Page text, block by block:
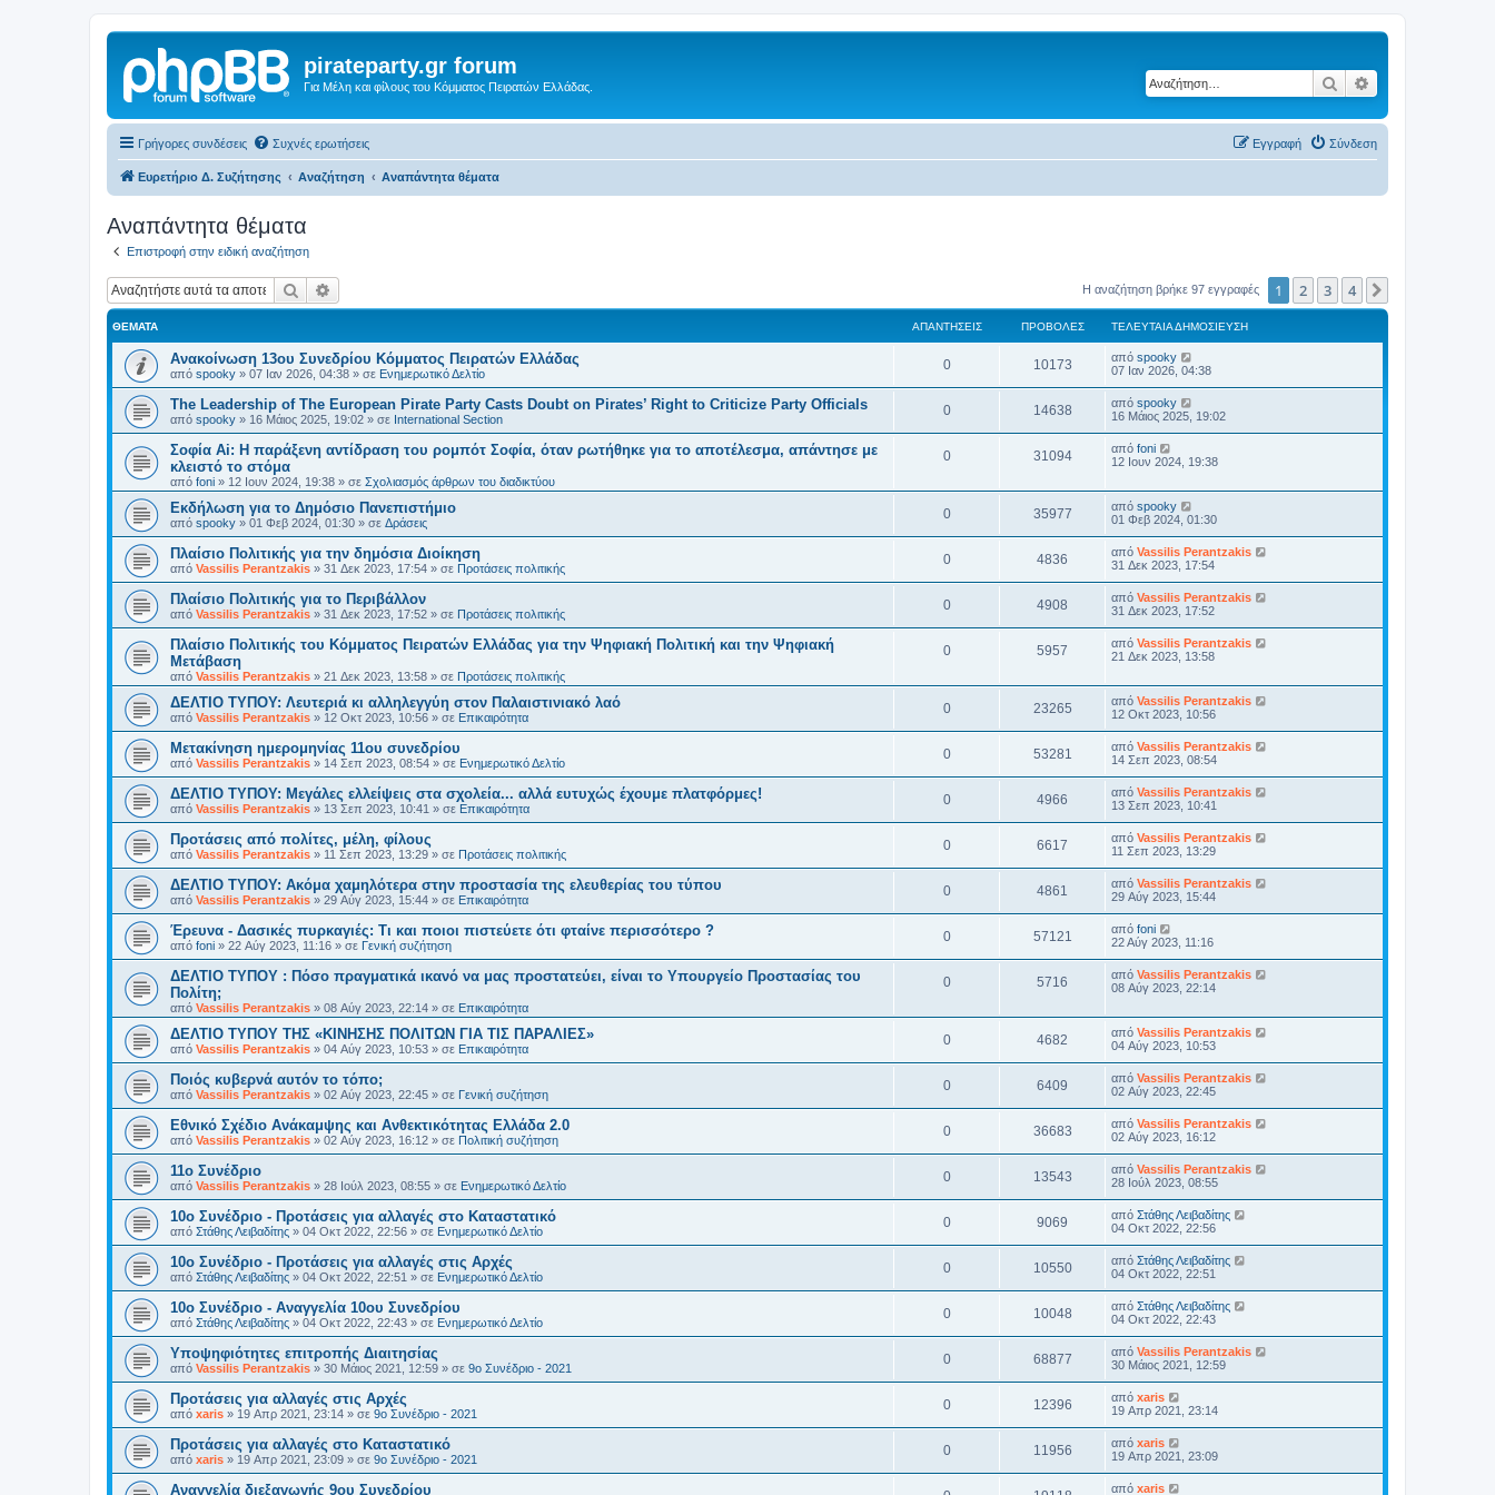
pirateparty.gr forum
Για Μέλη και φίλους του Κόμματος Πειρατών Ελλάδας. Αναζήτηση
Γρήγορες συνδέσεις Συχνές ερωτήσεις Σύνδεση
Εγγραφή
Ευρετήριο Δ. Συζήτησης Αναζήτηση Αναπάντητα θέματα
Αναπάντητα θέματα
Επιστροφή στην ειδική αναζήτηση
Αναζήτηση Η αναζήτηση βρήκε 97 εγγραφές 1 2 3 4
ΘΈΜΑΤΑ ΑΠΑΝΤΉΣΕΙΣ ΠΡΟΒΟΛΈΣ ΤΕΛΕΥΤΑΊΑ ΔΗΜΟΣΊΕΥΣΗ
Ανακοίνωση 13ου Συνεδρίου Κόμματος Πειρατών Ελλάδας
από spooky » 07 Ιαν 2026, 04:38 » σε Ενημερωτικό Δελτίο
0 10173 από spooky
07 Ιαν 2026, 04:38
The Leadership of The European Pirate Party Casts Doubt on Pirates’ Right to Criticize Party Officials
από spooky » 16 Μάιος 2025, 19:02 » σε International Section
0 14638 από spooky
16 Μάιος 2025, 19:02
Σοφία Ai: Η παράξενη αντίδραση του ρομπότ Σοφία, όταν ρωτήθηκε για το αποτέλεσμα, απάντησε με
κλειστό το στόμα
από foni » 12 Ιουν 2024, 19:38 » σε Σχολιασμός άρθρων του διαδικτύου
0 31094 από foni
12 Ιουν 2024, 19:38
Εκδήλωση για το Δημόσιο Πανεπιστήμιο
από spooky » 01 Φεβ 2024, 01:30 » σε Δράσεις
0 35977 από spooky
01 Φεβ 2024, 01:30
Πλαίσιο Πολιτικής για την δημόσια Διοίκηση
από Vassilis Perantzakis » 31 Δεκ 2023, 17:54 » σε Προτάσεις πολιτικής
0 4836 από Vassilis Perantzakis
31 Δεκ 2023, 17:54
Πλαίσιο Πολιτικής για το Περιβάλλον
από Vassilis Perantzakis » 31 Δεκ 2023, 17:52 » σε Προτάσεις πολιτικής
0 4908 από Vassilis Perantzakis
31 Δεκ 2023, 17:52
Πλαίσιο Πολιτικής του Κόμματος Πειρατών Ελλάδας για την Ψηφιακή Πολιτική και την Ψηφιακή
Μετάβαση
από Vassilis Perantzakis » 21 Δεκ 2023, 13:58 » σε Προτάσεις πολιτικής
0 5957 από Vassilis Perantzakis
21 Δεκ 2023, 13:58
ΔΕΛΤΙΟ ΤΥΠΟΥ: Λευτεριά κι αλληλεγγύη στον Παλαιστινιακό λαό
από Vassilis Perantzakis » 12 Οκτ 2023, 10:56 » σε Επικαιρότητα
0 23265 από Vassilis Perantzakis
12 Οκτ 2023, 10:56
Μετακίνηση ημερομηνίας 11ου συνεδρίου
από Vassilis Perantzakis » 14 Σεπ 2023, 08:54 » σε Ενημερωτικό Δελτίο
0 53281 από Vassilis Perantzakis
14 Σεπ 2023, 08:54
ΔΕΛΤΙΟ ΤΥΠΟΥ: Μεγάλες ελλείψεις στα σχολεία... αλλά ευτυχώς έχουμε πλατφόρμες!
από Vassilis Perantzakis » 13 Σεπ 2023, 10:41 » σε Επικαιρότητα
0 4966 από Vassilis Perantzakis
13 Σεπ 2023, 10:41
Προτάσεις από πολίτες, μέλη, φίλους
από Vassilis Perantzakis » 11 Σεπ 2023, 13:29 » σε Προτάσεις πολιτικής
0 6617 από Vassilis Perantzakis
11 Σεπ 2023, 13:29
ΔΕΛΤΙΟ ΤΥΠΟΥ: Ακόμα χαμηλότερα στην προστασία της ελευθερίας του τύπου
από Vassilis Perantzakis » 29 Αύγ 2023, 15:44 » σε Επικαιρότητα
0 4861 από Vassilis Perantzakis
29 Αύγ 2023, 15:44
Έρευνα - Δασικές πυρκαγιές: Τι και ποιοι πιστεύετε ότι φταίνε περισσότερο ?
από foni » 22 Αύγ 2023, 11:16 » σε Γενική συζήτηση
0 57121 από foni
22 Αύγ 2023, 11:16
ΔΕΛΤΙΟ ΤΥΠΟΥ : Πόσο πραγματικά ικανό να μας προστατεύει, είναι το Υπουργείο Προστασίας του
Πολίτη;
από Vassilis Perantzakis » 08 Αύγ 2023, 22:14 » σε Επικαιρότητα
0 5716 από Vassilis Perantzakis
08 Αύγ 2023, 22:14
ΔΕΛΤΙΟ ΤΥΠΟΥ ΤΗΣ «ΚΙΝΗΣΗΣ ΠΟΛΙΤΩΝ ΓΙΑ ΤΙΣ ΠΑΡΑΛΙΕΣ»
από Vassilis Perantzakis » 04 Αύγ 2023, 10:53 » σε Επικαιρότητα
0 4682 από Vassilis Perantzakis
04 Αύγ 2023, 10:53
Ποιός κυβερνά αυτόν το τόπο;
από Vassilis Perantzakis » 02 Αύγ 2023, 22:45 » σε Γενική συζήτηση
0 6409 από Vassilis Perantzakis
02 Αύγ 2023, 22:45
Eθνικό Σχέδιο Ανάκαμψης και Ανθεκτικότητας Ελλάδα 2.0
από Vassilis Perantzakis » 02 Αύγ 2023, 16:12 » σε Πολιτική συζήτηση
0 36683 από Vassilis Perantzakis
02 Αύγ 2023, 16:12
11o Συνέδριο
από Vassilis Perantzakis » 28 Ιούλ 2023, 08:55 » σε Ενημερωτικό Δελτίο
0 13543 από Vassilis Perantzakis
28 Ιούλ 2023, 08:55
10ο Συνέδριο - Προτάσεις για αλλαγές στο Καταστατικό
από Στάθης Λειβαδίτης » 04 Οκτ 2022, 22:56 » σε Ενημερωτικό Δελτίο
0 9069 από Στάθης Λειβαδίτης
04 Οκτ 2022, 22:56
10ο Συνέδριο - Προτάσεις για αλλαγές στις Αρχές
από Στάθης Λειβαδίτης » 04 Οκτ 2022, 22:51 » σε Ενημερωτικό Δελτίο
0 10550 από Στάθης Λειβαδίτης
04 Οκτ 2022, 22:51
10ο Συνέδριο - Αναγγελία 10ου Συνεδρίου
από Στάθης Λειβαδίτης » 04 Οκτ 2022, 22:43 » σε Ενημερωτικό Δελτίο
0 10048 από Στάθης Λειβαδίτης
04 Οκτ 2022, 22:43
Υποψηφιότητες επιτροπής Διαιτησίας
από Vassilis Perantzakis » 30 Μάιος 2021, 12:59 » σε 9ο Συνέδριο - 2021
0 68877 από Vassilis Perantzakis
30 Μάιος 2021, 12:59
Προτάσεις για αλλαγές στις Αρχές
από xaris » 19 Απρ 2021, 23:14 » σε 9ο Συνέδριο - 2021
0 12396 από xaris
19 Απρ 2021, 23:14
Προτάσεις για αλλαγές στο Καταστατικό
από xaris » 19 Απρ 2021, 23:09 » σε 9ο Συνέδριο - 2021
0 11956 από xaris
19 Απρ 2021, 23:09
Αναγγελία διεξαγωγής 9ου Συνεδρίου από xaris